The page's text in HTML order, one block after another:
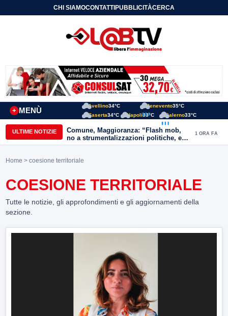
CHI SIAMOCONTATTIPUBBLICITÀCERCA
MENÙ
+
Avellino34°C Benevento35°C
Caserta34°C Napoli33°C Salerno33°C
ULTIME NOTIZIE
Comune, Maggioranza: “Flash mob,
no a strumentalizzazioni politiche, ex
assessori non fingano di cadere dalle
1 ORA FA
Home > coesione territoriale
COESIONE TERRITORIALE
Tutte le notizie, gli approfondimenti e gli aggiornamenti della
sezione.